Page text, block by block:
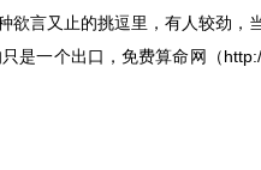
欲言又止的挑逗里，有人较劲
是一个出口，免费算命网（